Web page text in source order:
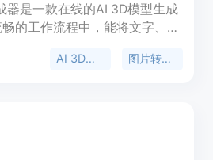
器是一款在线的AI 3D模型生成
的工作流程中，能将文字、图
将数小时的人工3D作业缩短至
AI 3D模型生成 图片转3D模型